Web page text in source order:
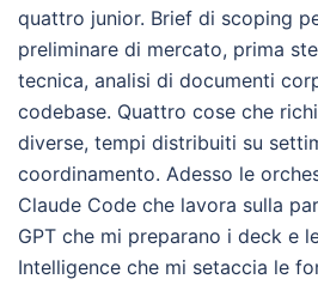
quattro junior. Brief di scoping
preliminare di mercato, prima
tecnica, analisi di documenti
codebase. Quattro cose che
diverse, tempi distribuiti su
coordinamento. Adesso le
Claude Code che lavora sulla
GPT che mi preparano i deck e
Intelligence che mi setaccia le